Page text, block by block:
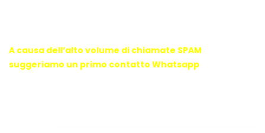
A causa dell’alto volume di chiamate SPAM
suggeriamo un primo contatto Whatsapp